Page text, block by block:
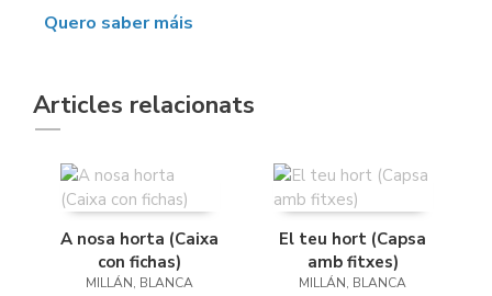
Quero saber máis
Articles relacionats
A nosa horta (Caixa
con fichas)
MILLÁN, BLANCA
El teu hort (Capsa
amb fitxes)
MILLÁN, BLANCA